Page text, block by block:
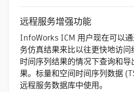
远程服务增强功能
InfoWorks ICM 用户现在可以
务仿真结果来比以往更快地访
时间序列结果的情况下查询和
果。标量和空间时间序列数据
远程服务数据库中使用。